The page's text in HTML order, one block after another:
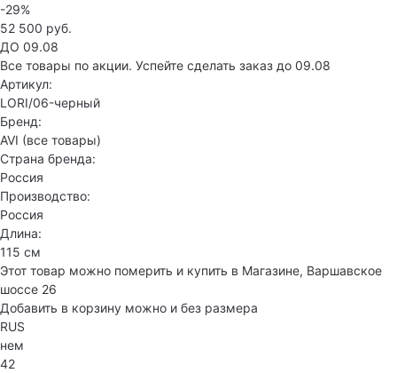
-29%
52 500 руб.
ДО 09.08
Все товары по акции. Успейте сделать заказ до 09.08
Артикул:
LORI/06-черный
Бренд:
AVI (все товары)
Страна бренда:
Россия
Производство:
Россия
Длина:
115 см
Этот товар можно померить и купить в Магазине, Варшавское
шоссе 26
Добавить в корзину можно и без размера
RUS
нем
42